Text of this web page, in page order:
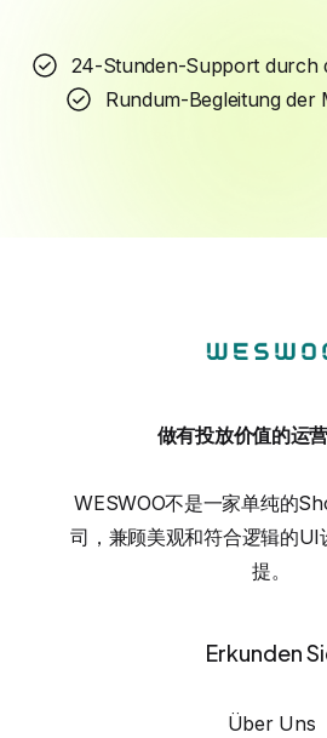
24-Stunden-Support durch
Rundum-Begleitung der
做有投放价值的运
WESWOO不是一家单纯的
司，兼顾美观和符合逻辑的UI
提。
Erkunden
Über Uns